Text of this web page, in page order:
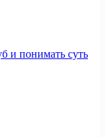
и понимать суть